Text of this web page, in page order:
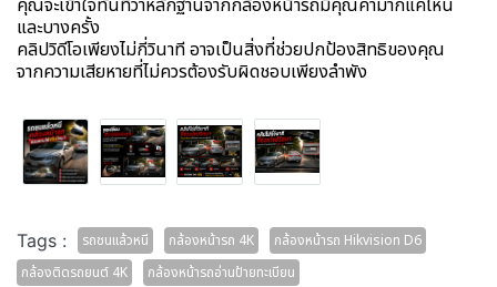
และบางครั้ง
คลิปวิดีโอเพียงไม่กี่วินาที อาจเป็นสิ่งที่ช่วยปกป้องสิทธิของคุณ
จากความเสียหายที่ไม่ควรต้องรับผิดชอบเพียงลำพัง
Tags : รถชนแล้วหนี กล้องหน้ารถ 4K
กล้องหน้ารถ Hikvision D6
กล้องติดรถยนต์ 4K
กล้องหน้ารถอ่านป้ายทะเบียน